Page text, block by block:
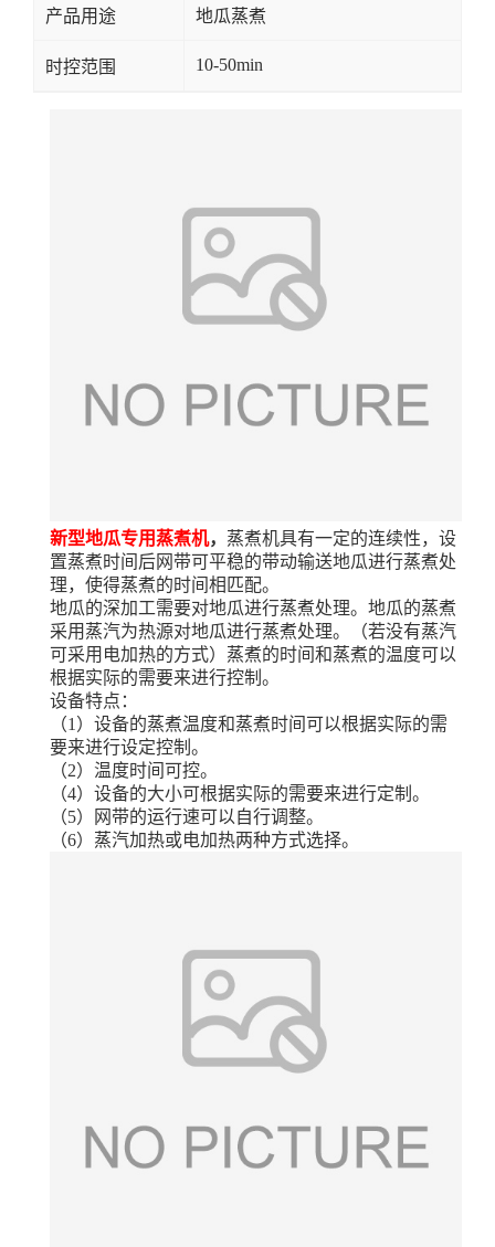
产品用途 地瓜蒸煮
时控范围 10-50min
新型地瓜专用蒸煮机， 蒸煮机具有一定的连续性，设
置蒸煮时间后网带可平稳的带动输送地瓜进行蒸煮处
理，使得蒸煮的时间相匹配。
地瓜的深加工需要对地瓜进行蒸煮处理。地瓜的蒸煮
采用蒸汽为热源对地瓜进行蒸煮处理。（若没有蒸汽
可采用电加热的方式）蒸煮的时间和蒸煮的温度可以
根据实际的需要来进行控制。
设备特点：
（1）设备的蒸煮温度和蒸煮时间可以根据实际的需
要来进行设定控制。
（2）温度时间可控。
（4）设备的大小可根据实际的需要来进行定制。
（5）网带的运行速可以自行调整。
（6）蒸汽加热或电加热两种方式选择。